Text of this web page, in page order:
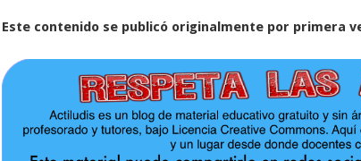
Este contenido se publicó originalmente por primera